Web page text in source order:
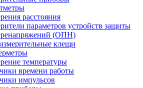
расстояния
параметров устройств защиты
(ОПН)
клещи
температуры
времени работы
импульсов